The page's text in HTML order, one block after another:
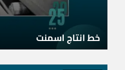
خط انتاج اسمنت